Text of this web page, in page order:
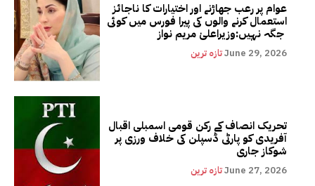
عوام پر رعب جھاڑنے اور اختیارات کا ناجائز
استعمال کرنے والوں کی پیرا فورس میں کوئی
تازہ ترینJune 29, 2026
تحریک انصاف کے رکن قومی اسمبلی اقبال
آفریدی کو پارٹی ڈسپلن کی خلاف ورزی پر
شوکاز جاری
تازہ ترینJune 27, 2026